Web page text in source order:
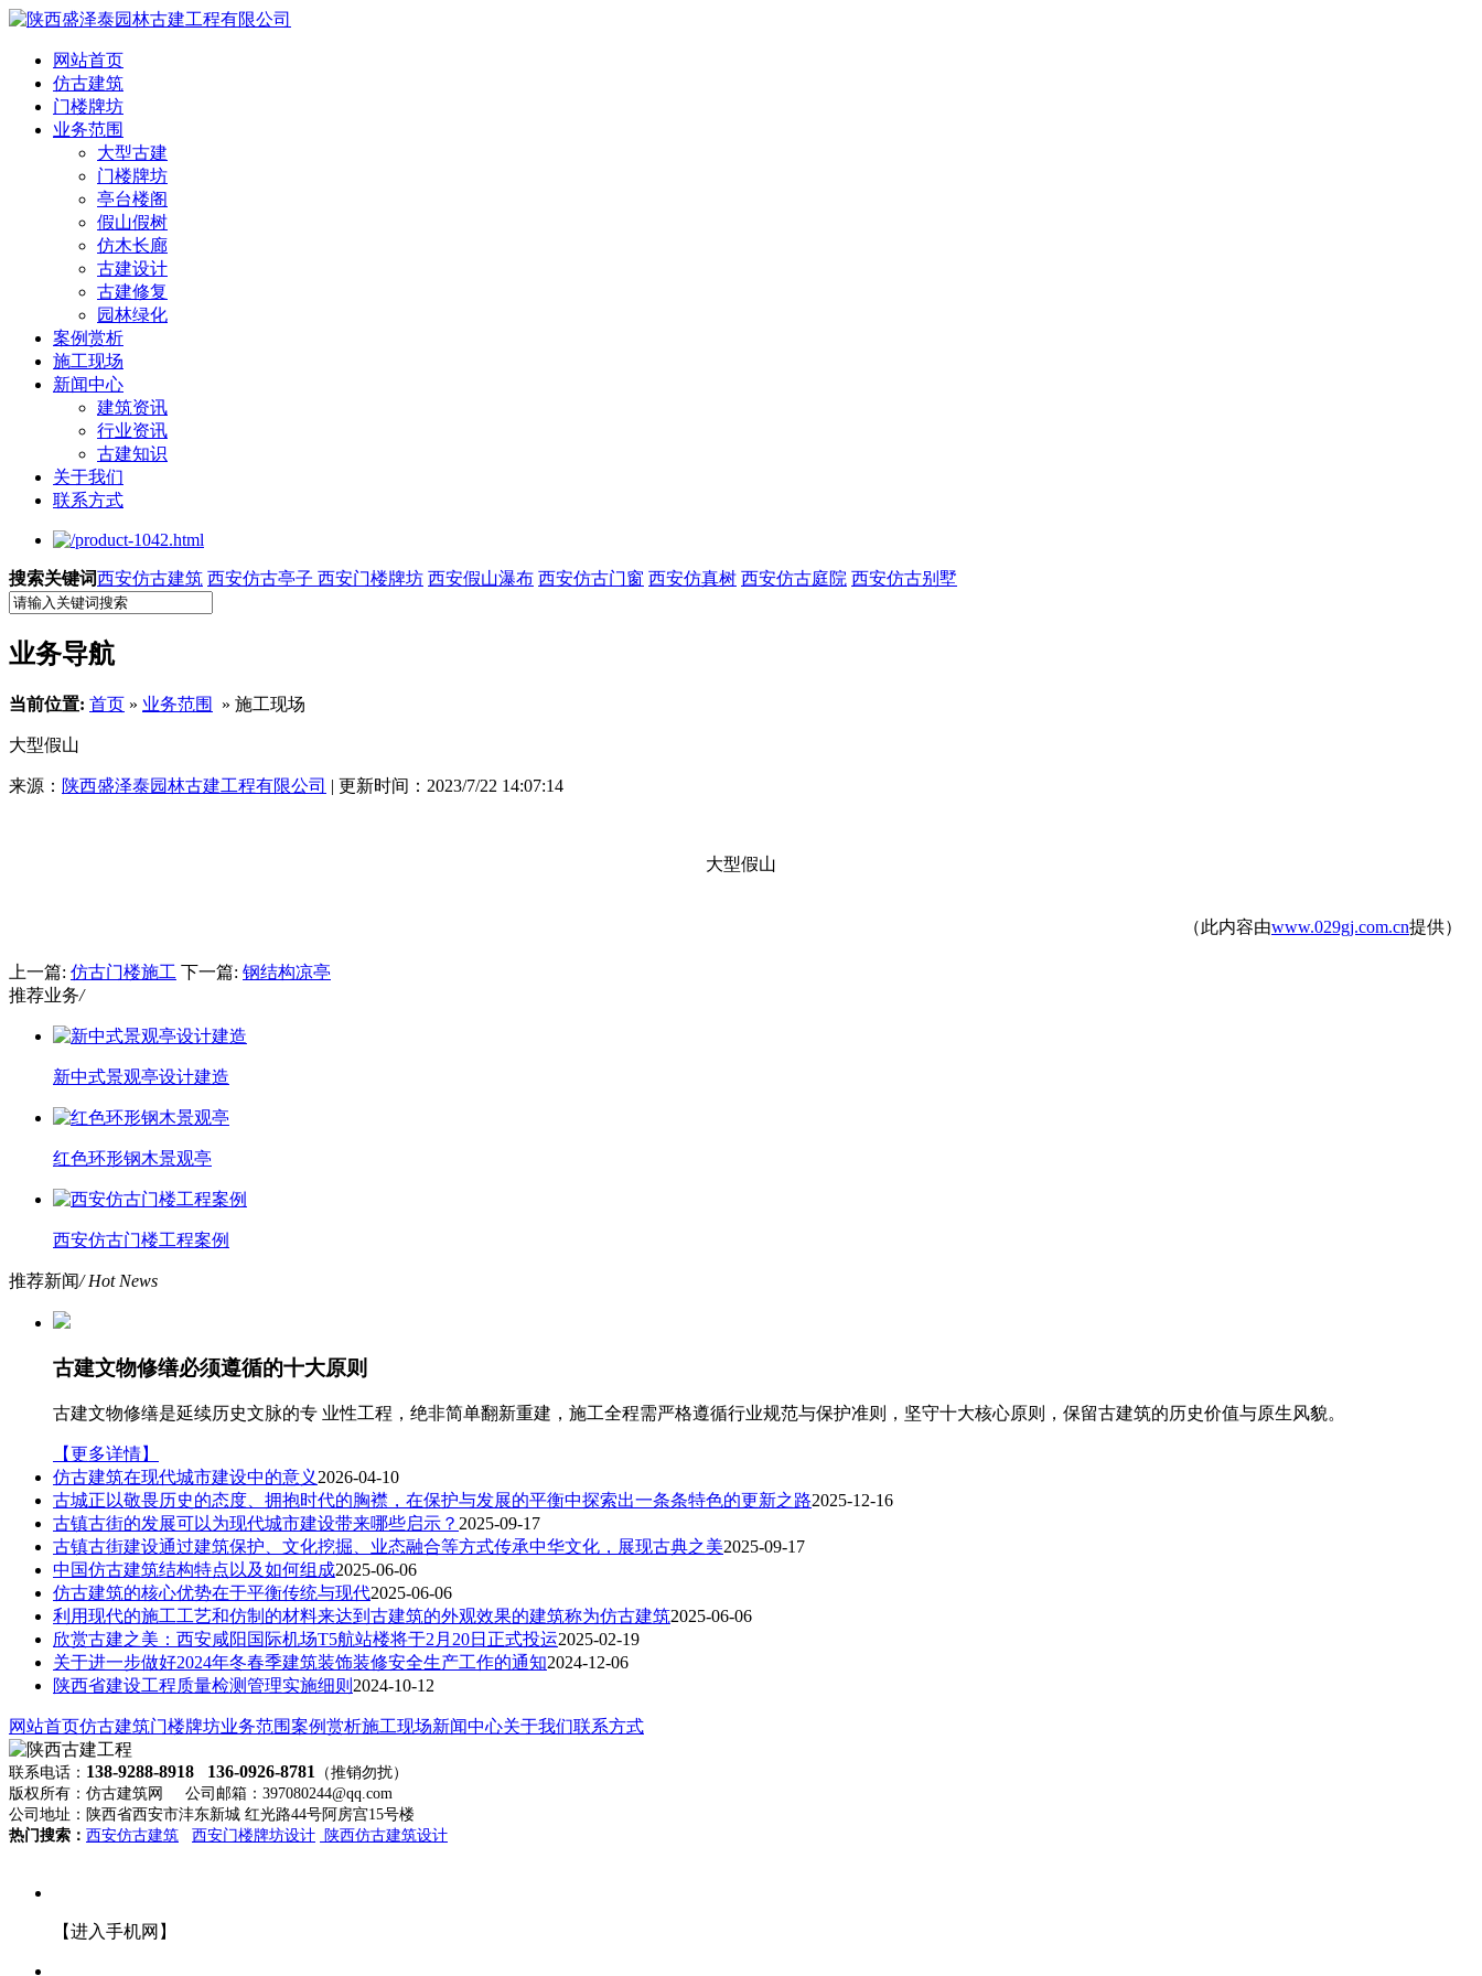
网站首页
仿古建筑
门楼牌坊
业务范围
大型古建
门楼牌坊
亭台楼阁
假山假树
仿木长廊
古建设计
古建修复
园林绿化
案例赏析
施工现场
新闻中心
建筑资讯
行业资讯
古建知识
关于我们
联系方式
搜索关键词西安仿古建筑 西安仿古亭子 西安门楼牌坊 西安假山瀑布 西安仿古门窗 西安仿真树 西安仿古庭院 西安仿古别墅
业务导航
当前位置: 首页 » 业务范围 » 施工现场
大型假山
来源： 陕西盛泽泰园林古建工程有限公司 | 更新时间：2023/7/22 14:07:14
大型假山
（此内容由www.029gj.com.cn提供）
上一篇: 仿古门楼施工 下一篇: 钢结构凉亭
推荐业务/
新中式景观亭设计建造
红色环形钢木景观亭
西安仿古门楼工程案例
推荐新闻/ Hot News
古建文物修缮必须遵循的十大原则
古建文物修缮是延续历史文脉的专 业性工程，绝非简单翻新重建，施工全程需严格遵循行业规范与保护准则，坚守十大核心原则，保留古建筑的历史价值与原生风貌。
【更多详情】
仿古建筑在现代城市建设中的意义 2026-04-10
古城正以敬畏历史的态度、拥抱时代的胸襟，在保护与发展的平衡中探索出一条条特色的更新之路2025-12-16
古镇古街的发展可以为现代城市建设带来哪些启示？ 2025-09-17
古镇古街建设通过建筑保护、文化挖掘、业态融合等方式传承中华文化，展现古典之美2025-09-17
中国仿古建筑结构特点以及如何组成2025-06-06
仿古建筑的核心优势在于平衡传统与现代2025-06-06
利用现代的施工工艺和仿制的材料来达到古建筑的外观效果的建筑称为仿古建筑2025-06-06
欣赏古建之美：西安咸阳国际机场T5航站楼将于2月20日正式投运2025-02-19
关于进一步做好2024年冬春季建筑装饰装修安全生产工作的通知2024-12-06
陕西省建设工程质量检测管理实施细则 2024-10-12
网站首页仿古建筑门楼牌坊业务范围案例赏析施工现场新闻中心关于我们联系方式
联系电话： 138-9288-8918 136-0926-8781
（推销勿扰）
版权所有：仿古建筑网 公司邮箱：397080244@qq.com
公司地址：陕西省西安市沣东新城 红光路44号阿房宫15号楼
热门搜索： 西安仿古建筑 西安门楼牌坊设计 陕西仿古建筑设计
【进入手机网】